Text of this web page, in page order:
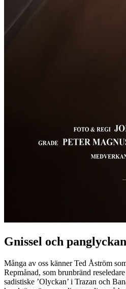
Gnissel och panglyckan
Många av oss känner Ted Åström
Repmånad, som brunbränd
sadistiske ’Olyckan’ i Trazan och